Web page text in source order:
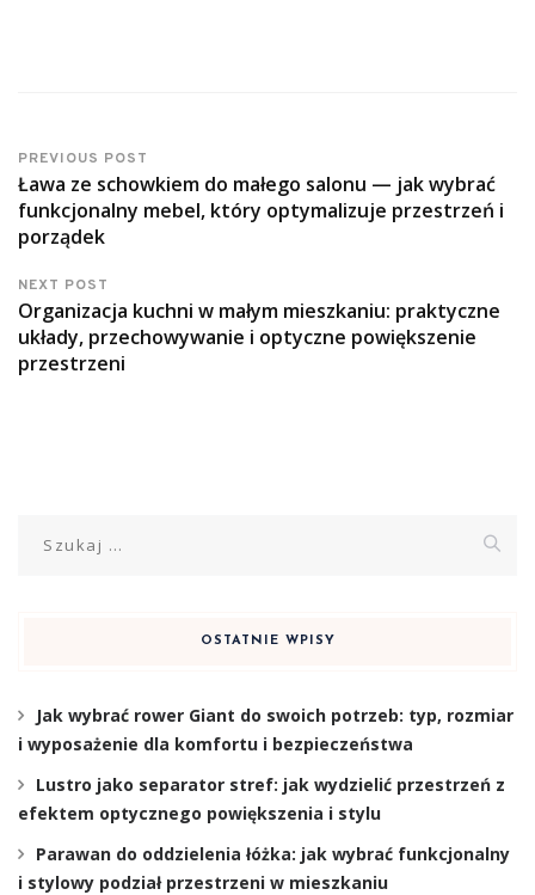
PREVIOUS POST
Ława ze schowkiem do małego salonu — jak wybrać
funkcjonalny mebel, który optymalizuje przestrzeń i
porządek
NEXT POST
Organizacja kuchni w małym mieszkaniu: praktyczne
układy, przechowywanie i optyczne powiększenie
przestrzeni
OSTATNIE WPISY
Jak wybrać rower Giant do swoich potrzeb: typ, rozmiar
i wyposażenie dla komfortu i bezpieczeństwa
Lustro jako separator stref: jak wydzielić przestrzeń z
efektem optycznego powiększenia i stylu
Parawan do oddzielenia łóżka: jak wybrać funkcjonalny
i stylowy podział przestrzeni w mieszkaniu